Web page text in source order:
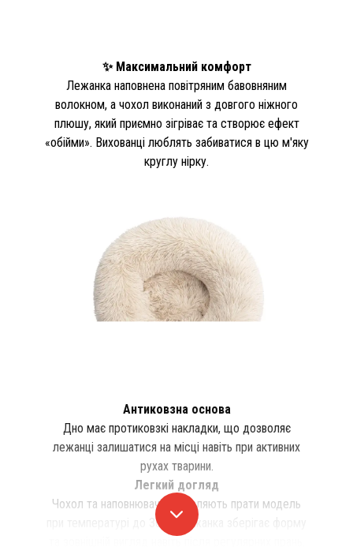
✨ Максимальний комфорт
Лежанка наповнена повітряним бавовняним
волокном, а чохол виконаний з довгого ніжного
плюшу, який приємно зігріває та створює ефект
«обійми». Вихованці люблять забиватися в цю м'яку
круглу нірку.
Антиковзна основа
Дно має протиковзкі накладки, що дозволяє
лежанці залишатися на місці навіть при активних
рухах тварини.
Легкий догляд
Чохол та наповнювачі дозволяють прати модель
при температурі до 30°C. Лежанка зберігає форму